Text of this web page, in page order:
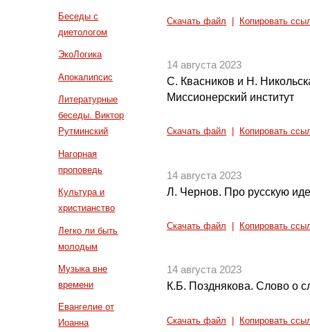
Беседы с
диетологом
ЭкоЛогика
Апокалипсис
Литературные
беседы. Виктор
Рутминский
Нагорная
проповедь
Культура и
христианство
Легко ли быть
молодым
Музыка вне
времени
Евангелие от
Иоанна
Скачать файл Копировать
14 августа 2023
С. Квасников и Н.
Миссионерский институт
Скачать файл Копировать
14 августа 2023
Л. Чернов. Про русскую
Скачать файл Копировать
14 августа 2023
К.Б. Позднякова. Слово о
Скачать файл Копировать